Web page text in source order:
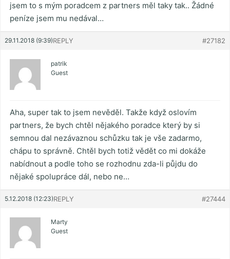
jsem to s mým poradcem z partners měl taky tak.. Žádné
peníze jsem mu nedával…
29.11.2018 (9:39) #27182
REPLY
patrik
Guest
Aha, super tak to jsem nevěděl. Takže když oslovím
partners, že bych chtěl nějakého poradce který by si
semnou dal nezávaznou schůzku tak je vše zadarmo,
chápu to správně. Chtěl bych totiž vědět co mi dokáže
nabídnout a podle toho se rozhodnu zda-li půjdu do
nějaké spolupráce dál, nebo ne…
5.12.2018 (12:23) #27444
REPLY
Marty
Guest